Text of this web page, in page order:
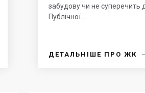
забудову чи не суперечить
Публічної...
ДЕТАЛЬНІШЕ ПРО ЖК